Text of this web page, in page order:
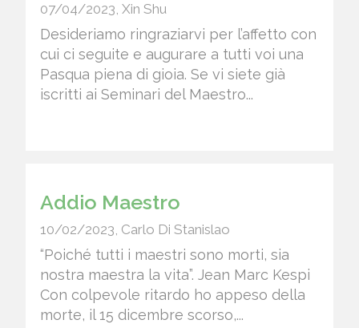
07/04/2023, Xin Shu
Desideriamo ringraziarvi per l’affetto con
cui ci seguite e augurare a tutti voi una
Pasqua piena di gioia. Se vi siete già
iscritti ai Seminari del Maestro...
Addio Maestro
10/02/2023, Carlo Di Stanislao
“Poiché tutti i maestri sono morti, sia
nostra maestra la vita”. Jean Marc Kespi
Con colpevole ritardo ho appeso della
morte, il 15 dicembre scorso,...